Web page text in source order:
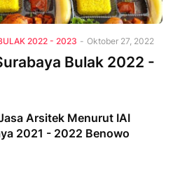
2022 - 2023 - Oktober 27, 2022
Bulak 2022 -
Arsitek Menurut IAI
2021 - 2022 Benowo